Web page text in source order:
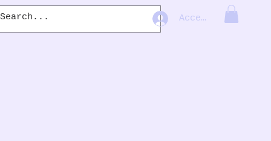
Accedi